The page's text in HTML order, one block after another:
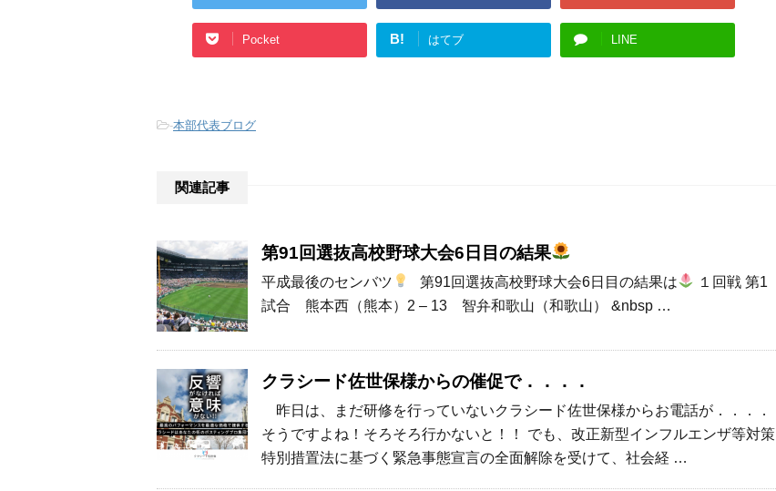
Pocket B! はてブ LINE
-本部代表ブログ
関連記事
第91回選抜高校野球大会6日目の結果
平成最後のセンバツ 第91回選抜高校野球大会6日目の結果は
１回戦 第1
試合 熊本西（熊本）2 – 13 智弁和歌山（和歌山） &nbsp …
クラシード佐世保様からの催促で．．．．
昨日は、まだ研修を行っていないクラシード佐世保様からお電話が．．．．
そうですよね！そろそろ行かないと！！ でも、改正新型インフルエンザ等対策
特別措置法に基づく緊急事態宣言の全面解除を受けて、社会経 …